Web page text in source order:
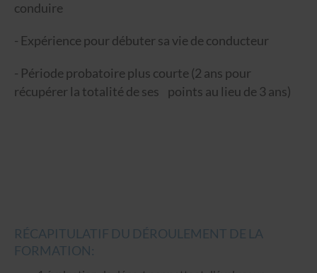
conduire
- Expérience pour débuter sa vie de conducteur
- Période probatoire plus courte (2 ans pour
récupérer la totalité de ses points au lieu de 3 ans)
RÉCAPITULATIF DU DÉROULEMENT DE LA
FORMATION: